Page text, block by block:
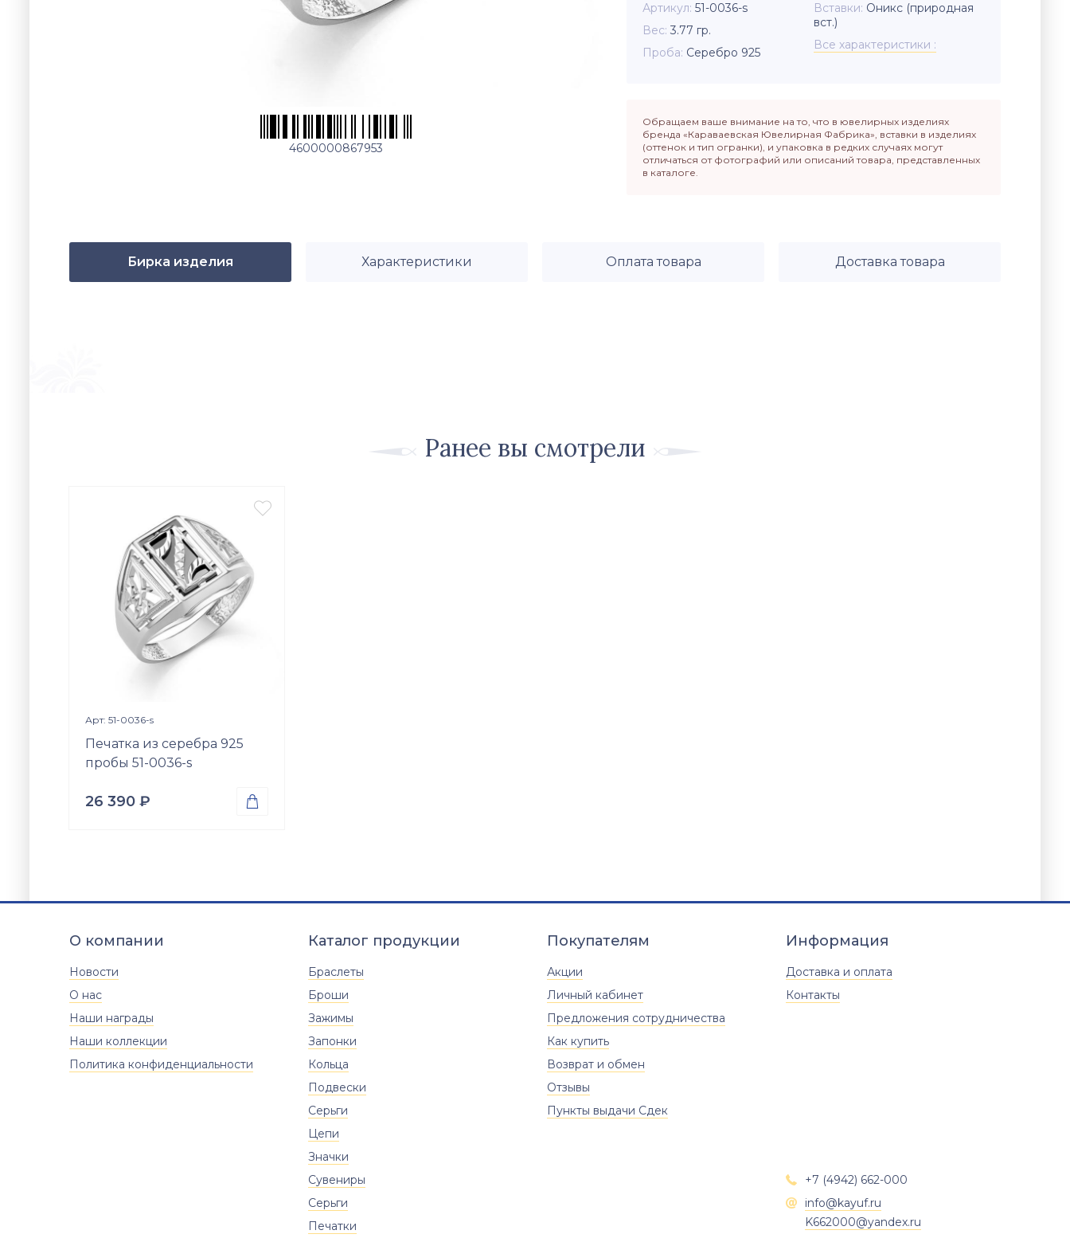
4600000867953
Артикул 51-0036-s
Вес 3.77 гр.
Проба Серебро 925
Вставки Оникс (природная
вст.)
Все характеристики
Обращаем ваше внимание на то, что в ювелирных изделиях
бренда «Караваевская Ювелирная Фабрика», вставки в изделиях
(оттенок и тип огранки), и упаковка в редких случаях могут
отличаться от фотографий или описаний товара, представленных
в каталоге.
Бирка изделия Характеристики Оплата товара Доставка товара
Ранее вы смотрели

Арт: 51-0036-s
Печатка из серебра 925
пробы 51-0036-s
26 390 ₽ 
Вставки
Размер
20.5
О компании
Новости
О нас
Наши награды
Наши коллекции
Политика конфиденциальности
Каталог продукции
Браслеты
Броши
Зажимы
Запонки
Кольца
Подвески
Серьги
Цепи
Значки
Сувениры
Серьги
Печатки
Покупателям
Акции
Личный кабинет
Предложения сотрудничества
Как купить
Возврат и обмен
Отзывы
Пункты выдачи Сдек
Информация
Доставка и оплата
Контакты
 +7 (4942) 662-000

info@kayuf.ru
K662000@yandex.ru